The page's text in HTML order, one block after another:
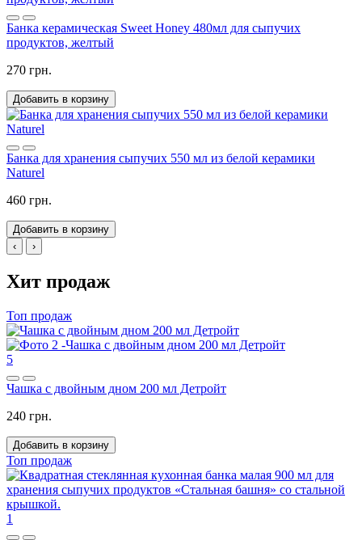
Банка керамическая Sweet Honey 480мл для сыпучих
продуктов, желтый
270 грн.
Добавить в корзину
Банка для хранения сыпучих 550 мл из белой керамики
Naturel
460 грн.
Добавить в корзину
‹
›
Хит продаж
Топ продаж
5
Чашка с двойным дном 200 мл Детройт
240 грн.
Добавить в корзину
Топ продаж
1